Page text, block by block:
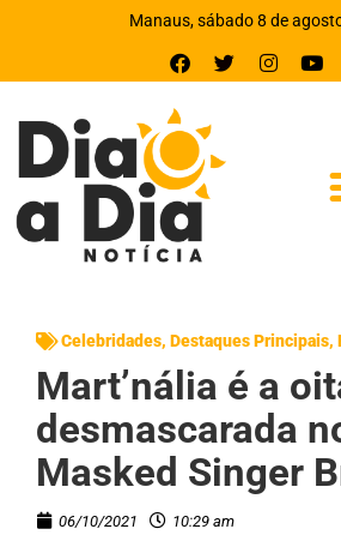
Manaus, sábado 8 de
Celebridades, Destaques Principais,
Mart’nália é a
desmascarada
Masked Singer
06/10/2021 10:29 am